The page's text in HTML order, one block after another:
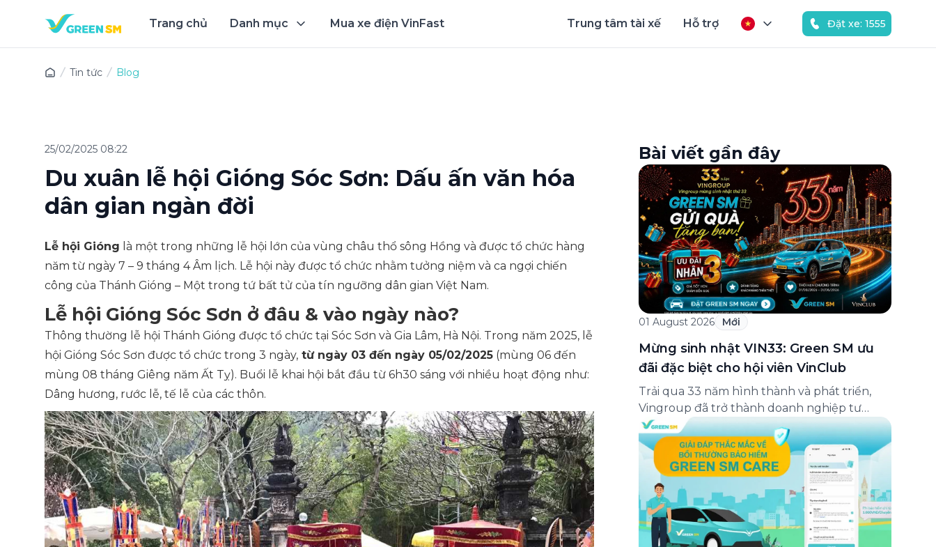
Trang chủ Danh mục Mua xe điện VinFast Trung tâm tài xế Hỗ trợ Đặt xe: 1555
Tin tức Blog
25/02/2025 08:22
Du xuân lễ hội Gióng Sóc Sơn: Dấu ấn văn hóa
dân gian ngàn đời
Lễ hội Gióng là một trong những lễ hội lớn của vùng châu thổ sông Hồng và được tổ chức hàng
năm từ ngày 7 – 9 tháng 4 Âm lịch. Lễ hội này được tổ chức nhằm tưởng niệm và ca ngợi chiến
công của Thánh Gióng – Một trong tứ bất tử của tín ngưỡng dân gian Việt Nam.
Lễ hội Gióng Sóc Sơn ở đâu & vào ngày nào?
Thông thường lễ hội Thánh Gióng được tổ chức tại Sóc Sơn và Gia Lâm, Hà Nội. Trong năm 2025, lễ
hội Gióng Sóc Sơn được tổ chức trong 3 ngày, từ ngày 03 đến ngày 05/02/2025 (mùng 06 đến
mùng 08 tháng Giêng năm Ất Tỵ). Buổi lễ khai hội bắt đầu từ 6h30 sáng với nhiều hoạt động như:
Dâng hương, rước lễ, tế lễ của các thôn.
Bài viết gần đây
01 August 2026 Mới
Mừng sinh nhật VIN33: Green SM ưu
đãi đặc biệt cho hội viên VinClub
Trải qua 33 năm hình thành và phát triển,
Vingroup đã trở thành doanh nghiệp tư
nhân đa ngành lớn nhất Việt Nam, lọt Top 30
doanh nghiệp lớn nhất Đông Nam Á theo
bảng xếp hạng của Tạp chí Fortune (Mỹ).
Nhân kỷ niệm 33 năm thành lập (8/8/1993
đến 8/8/2026), Green SM trân […]